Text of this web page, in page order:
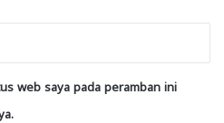
web saya pada peramban ini